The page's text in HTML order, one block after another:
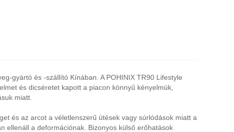
gyártó és -szállító Kínában. A POHINIX TR90 Lifestyle
és dicséretet kapott a piacon könnyű kényelmük,
miatt.
és az arcot a véletlenszerű ütések vagy súrlódások miatt a
ellenáll a deformációnak. Bizonyos külső erőhatások